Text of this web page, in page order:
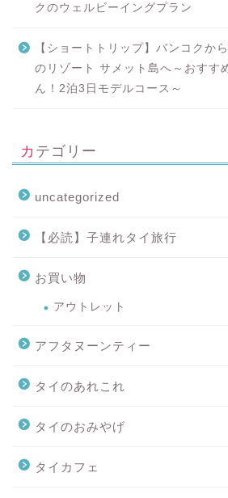
クのウェルビーイングプラン
【ショートトリップ】バンコクか
のリゾート サメット島へ～おすす
ん！2泊3日モデルコース～
カテゴリー
uncategorized
【必読】子連れタイ旅行
お買い物
アウトレット
アフタヌーンティー
タイのあれこれ
タイのおみやげ
タイカフェ